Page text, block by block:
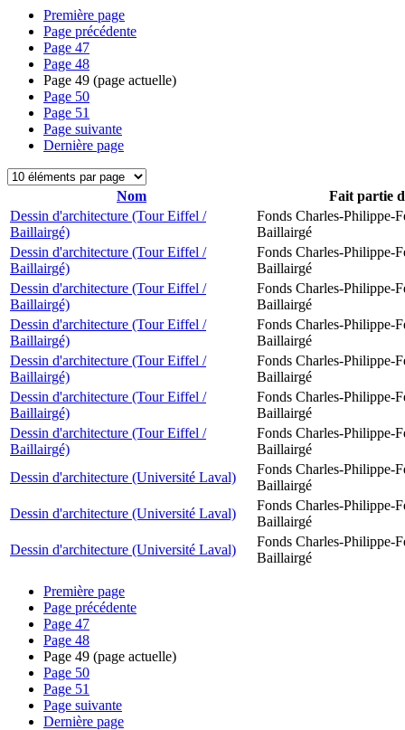
Première page
Page précédente
Page 47
Page 48
Page 49 (page actuelle)
Page 50
Page 51
Page suivante
Dernière page
Nom
Fait partie
Dessin d'architecture (Tour Eiffel /
Baillairgé)
Fonds Charles-Philippe-
Baillairgé
Dessin d'architecture (Tour Eiffel /
Baillairgé)
Fonds Charles-Philippe-
Baillairgé
Dessin d'architecture (Tour Eiffel /
Baillairgé)
Fonds Charles-Philippe-
Baillairgé
Dessin d'architecture (Tour Eiffel /
Baillairgé)
Fonds Charles-Philippe-
Baillairgé
Dessin d'architecture (Tour Eiffel /
Baillairgé)
Fonds Charles-Philippe-
Baillairgé
Dessin d'architecture (Tour Eiffel /
Baillairgé)
Fonds Charles-Philippe-
Baillairgé
Dessin d'architecture (Tour Eiffel /
Baillairgé)
Fonds Charles-Philippe-
Baillairgé
Dessin d'architecture (Université Laval)
Fonds Charles-Philippe-
Baillairgé
Dessin d'architecture (Université Laval)
Fonds Charles-Philippe-
Baillairgé
Dessin d'architecture (Université Laval)
Fonds Charles-Philippe-
Baillairgé
Première page
Page précédente
Page 47
Page 48
Page 49 (page actuelle)
Page 50
Page 51
Page suivante
Dernière page